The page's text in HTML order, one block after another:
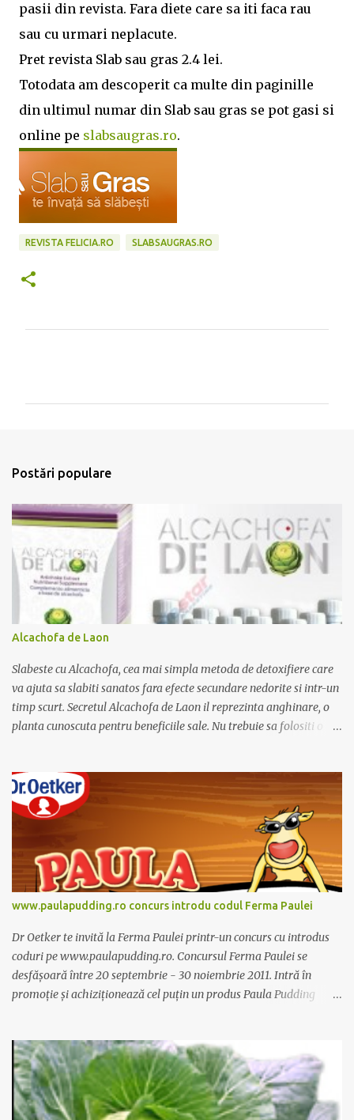
pasii din revista. Fara diete care sa iti faca rau
sau cu urmari neplacute.
Pret revista Slab sau gras 2.4 lei.
Totodata am descoperit ca multe din paginille
din ultimul numar din Slab sau gras se pot gasi si
online pe slabsaugras.ro.
REVISTA FELICIA.RO SLABSAUGRAS.RO
r
i
i
Postări populare
Alcachofa de Laon
Slabeste cu Alcachofa, cea mai simpla metoda de detoxifiere care
va ajuta sa slabiti sanatos fara efecte secundare nedorite si intr-un
timp scurt. Secretul Alcachofa de Laon il reprezinta anghinare, o
planta cunoscuta pentru beneficiile sale. Nu trebuie sa folositi o
www.paulapudding.ro concurs introdu codul Ferma Paulei
Dr Oetker te invită la Ferma Paulei printr-un concurs cu introdus
coduri pe www.paulapudding.ro. Concursul Ferma Paulei se
desfășoară între 20 septembrie - 30 noiembrie 2011. Intră în
promoție și achiziționează cel puțin un produs Paula Pudding
concurs Ferma Paulei. Poți căștiga zilnic truse de grădinărit,
săptămânal tractorașul fermierului sau premiul cel mare o
excursie la o super-fermă din Anglia. Mai multe coduri, mai multe
șanse de câștig. Câștigători si regulament pe